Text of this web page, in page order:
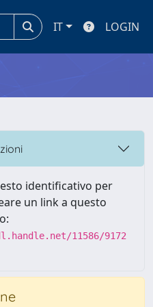
IT LOGIN
identificativo per
un link a questo
11586/9172